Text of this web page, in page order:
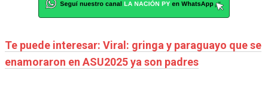
Te puede interesar: Viral: gringa y paraguayo que se
enamoraron en ASU2025 ya son padres